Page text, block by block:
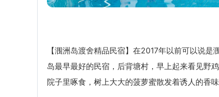
【涠洲岛渡舍精品民宿】在2017年以前可以说是
岛最早最好的民宿，后背塘村，早上起来看见野
院子里啄食，树上大大的菠萝蜜散发着诱人的香